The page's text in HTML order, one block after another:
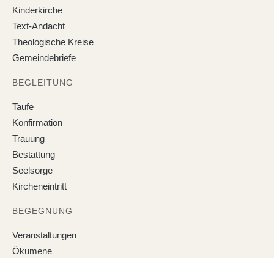
Kinderkirche
Text-Andacht
Theologische Kreise
Gemeindebriefe
BEGLEITUNG
Taufe
Konfirmation
Trauung
Bestattung
Seelsorge
Kircheneintritt
BEGEGNUNG
Veranstaltungen
Ökumene